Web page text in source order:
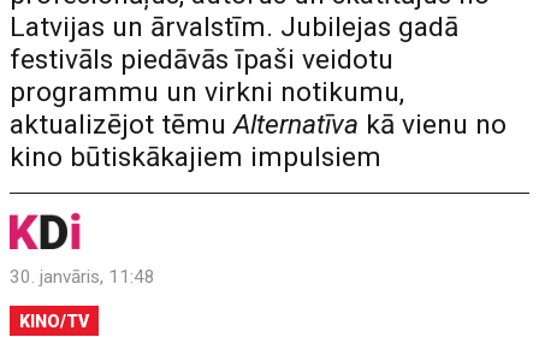
Latvijas un ārvalstīm. Jubilejas gadā
festivāls piedāvās īpaši veidotu
programmu un virkni notikumu,
aktualizējot tēmuAlternatīva kā vienu no
kino būtiskākajiem impulsiem
30. janvāris, 11:48
KINO/TV